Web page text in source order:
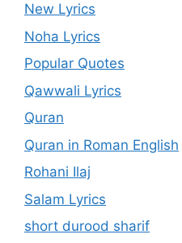
New Lyrics
Noha Lyrics
Popular Quotes
Qawwali Lyrics
Quran
Quran in Roman English
Rohani Ilaj
Salam Lyrics
short durood sharif